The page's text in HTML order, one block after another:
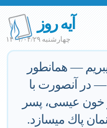
آیه روز
چهارشنبه ۱۴۰۱/۰۴/۲۹
— همانطور
در آنصورت با
و خون عيسى، پسر
پاك ميسازد.